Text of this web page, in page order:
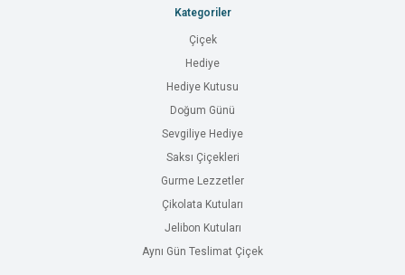
Kategoriler
Çiçek
Hediye
Hediye Kutusu
Doğum Günü
Sevgiliye Hediye
Saksı Çiçekleri
Gurme Lezzetler
Çikolata Kutuları
Jelibon Kutuları
Aynı Gün Teslimat Çiçek